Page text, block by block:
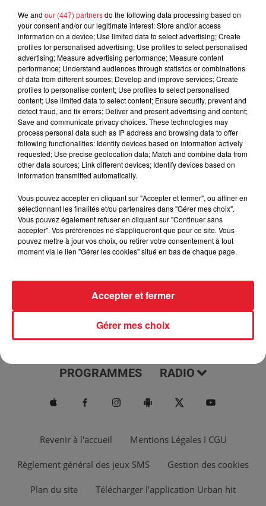
0:00 1 min 54 sec
4 avril 2024 - 1 min 54 sec
MORNING SHOW 07H01 du 04.04.2024
Le Morning Show
ACTUS MUSIQUES
PROGRAMMES RADIO
Revenir à l'accueil Mentions Légales I CGU
Règlement général des jeux SMS Gestion des cookies
Plan du site Télécharger l'application Urban hit
We and our (447) partnersdo the following data processing based on
your consent and/or our legitimate interest: Store and/or access
information on a device; Use limited data to select advertising; Create
profiles for personalised advertising; Use profiles to select personalised
advertising; Measure advertising performance; Measure content
performance; Understand audiences through statistics or combinations
of data from different sources; Develop and improve services; Create
profiles to personalise content; Use profiles to select personalised
content; Use limited data to select content; Ensure security, prevent and
detect fraud, and fix errors; Deliver and present advertising and content;
Save and communicate privacy choices. These technologies may
process personal data such as IP address and browsing data to offer
following functionalities: Identify devices based on information actively
requested; Use precise geolocation data; Match and combine data from
other data sources; Link different devices; Identify devices based on
information transmitted automatically.
Vous pouvez accepter en cliquant sur "Accepter et fermer", ou affiner en
sélectionnant les finalités et/ou partenaires dans "Gérer mes choix".
Vous pouvez également refuser en cliquant sur "Continuer sans
accepter". Vos préférences ne s'appliqueront que pour ce site. Vous
pouvez mettre à jour vos choix, ou retirer votre consentement à tout
moment via le lien "Gérer les cookies" situé en bas de chaque page.
Gérer mes choix
Accepter et fermer